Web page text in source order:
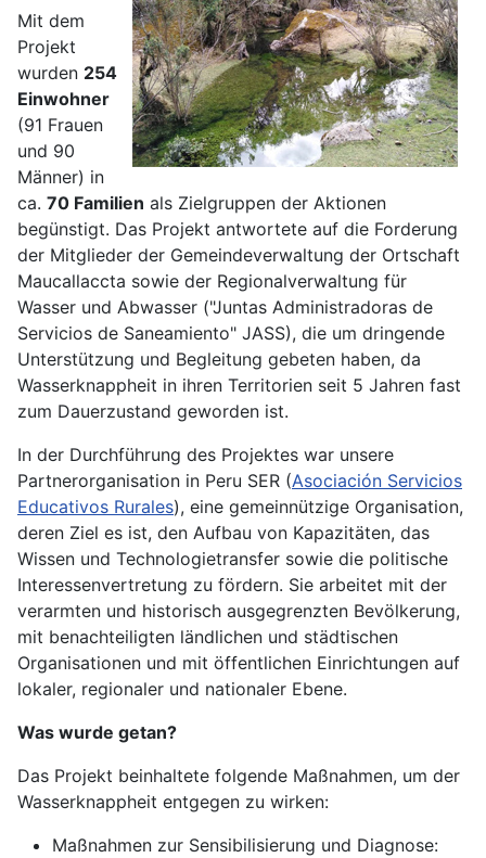
Mit dem
Projekt
wurden 254
Einwohner
(91 Frauen
und 90
Männer) in
ca. 70 Familien als Zielgruppen der Aktionen
begünstigt. Das Projekt antwortete auf die Forderung
der Mitglieder der Gemeindeverwaltung der Ortschaft
Maucallaccta sowie der Regionalverwaltung für
Wasser und Abwasser ("Juntas Administradoras de
Servicios de Saneamiento" JASS), die um dringende
Unterstützung und Begleitung gebeten haben, da
Wasserknappheit in ihren Territorien seit 5 Jahren fast
zum Dauerzustand geworden ist.
In der Durchführung des Projektes war unsere
Partnerorganisation in Peru SER (Asociación Servicios
Educativos Rurales), eine gemeinnützige Organisation,
deren Ziel es ist, den Aufbau von Kapazitäten, das
Wissen und Technologietransfer sowie die politische
Interessenvertretung zu fördern. Sie arbeitet mit der
verarmten und historisch ausgegrenzten Bevölkerung,
mit benachteiligten ländlichen und städtischen
Organisationen und mit öffentlichen Einrichtungen auf
lokaler, regionaler und nationaler Ebene.
Was wurde getan?
Das Projekt beinhaltete folgende Maßnahmen, um der
Wasserknappheit entgegen zu wirken:
Maßnahmen zur Sensibilisierung und Diagnose: